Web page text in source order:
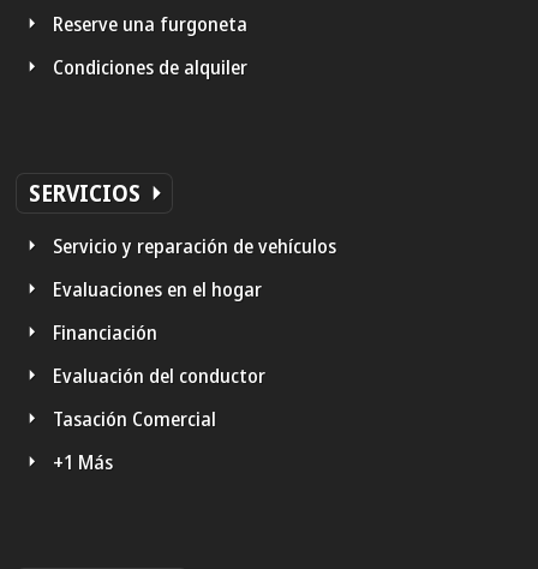
Reserve una furgoneta
Condiciones de alquiler
SERVICIOS
Servicio y reparación de vehículos
Evaluaciones en el hogar
Financiación
Evaluación del conductor
Tasación Comercial
+1 Más